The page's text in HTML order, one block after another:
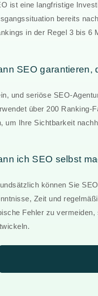
ist eine langfristige
bereits
in der Regel 3 bis 6
SEO garantieren,
und seriöse SEO-
über 200 Ranking-
um Ihre Sichtbarkeit
ich SEO selbst
können Sie
Zeit und
Fehler zu